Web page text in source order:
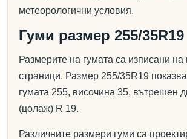
метеорологични условия.
Гуми размер 255/35R19
Размерите на гумата са изписани на
страници. Размер 255/35R19
гумата 255, височина 35, вътрешен
(цолаж) R 19.
Различните размери гуми са